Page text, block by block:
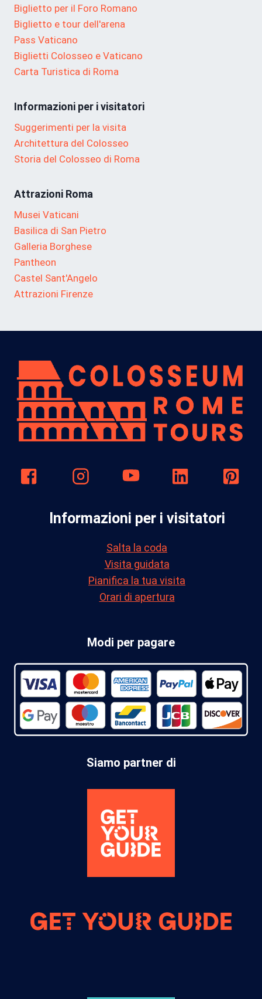
Biglietto per il Foro Romano
Biglietto e tour dell'arena
Pass Vaticano
Biglietti Colosseo e Vaticano
Carta Turistica di Roma
Informazioni per i visitatori
Suggerimenti per la visita
Architettura del Colosseo
Storia del Colosseo di Roma
Attrazioni Roma
Musei Vaticani
Basilica di San Pietro
Galleria Borghese
Pantheon
Castel Sant'Angelo
Attrazioni Firenze
Informazioni per i visitatori
Salta la coda
Visita guidata
Pianifica la tua visita
Orari di apertura
Modi per pagare
Siamo partner di